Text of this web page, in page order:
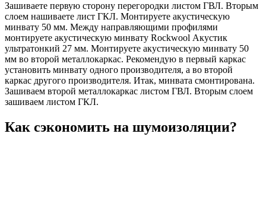
Зашиваете первую сторону перегородки листом ГВЛ. Вторым
слоем нашиваете лист ГКЛ. Монтируете акустическую
минвату 50 мм. Между направляющими профилями
монтируете акустическую минвату Rockwool Акустик
ультратонкий 27 мм. Монтируете акустическую минвату 50
мм во второй металлокаркас. Рекомендую в первый каркас
установить минвату одного производителя, а во второй
каркас другого производителя. Итак, минвата смонтирована.
Зашиваем второй металлокаркас листом ГВЛ. Вторым слоем
зашиваем листом ГКЛ.
Как сэкономить на шумоизоляции?